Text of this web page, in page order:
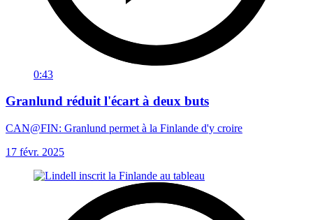
0:43
Granlund réduit l'écart à deux buts
CAN@FIN: Granlund permet à la Finlande d'y croire
17 févr. 2025